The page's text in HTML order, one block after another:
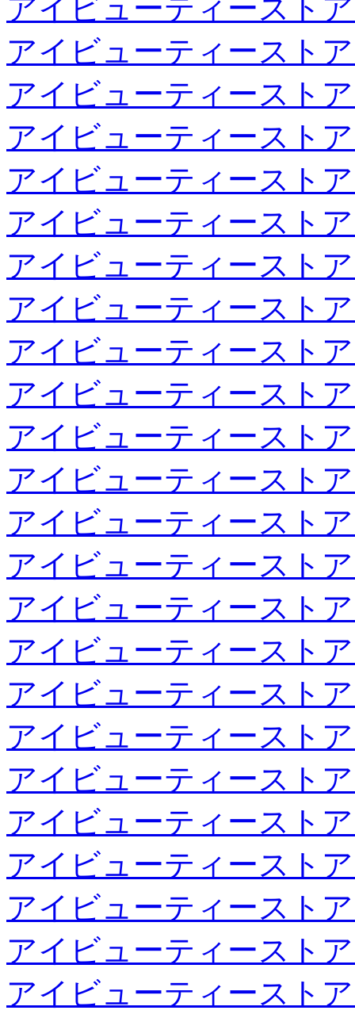
アイビューティースト
アイビューティースト
アイビューティースト
アイビューティースト
アイビューティースト
アイビューティースト
アイビューティースト
アイビューティースト
アイビューティースト
アイビューティースト
アイビューティースト
アイビューティースト
アイビューティースト
アイビューティースト
アイビューティースト
アイビューティースト
アイビューティースト
アイビューティースト
アイビューティースト
アイビューティースト
アイビューティースト
アイビューティースト
アイビューティースト
アイビューティースト